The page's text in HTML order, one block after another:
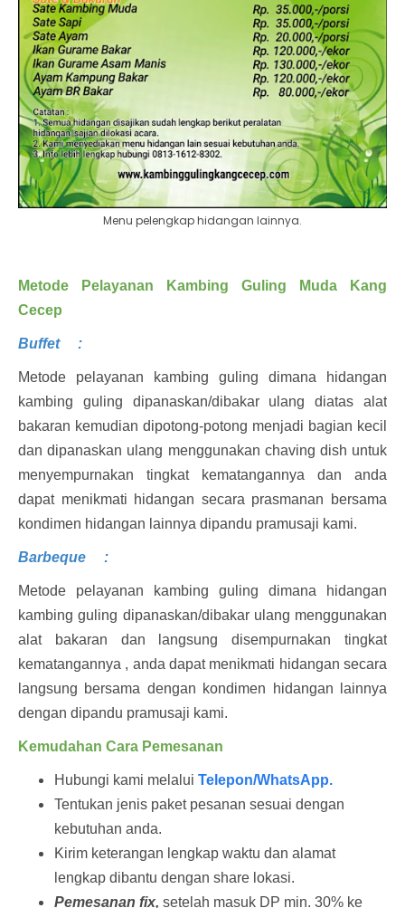
Menu pelengkap hidangan lainnya.
Metode Pelayanan Kambing Guling Muda Kang
Cecep
Buffet :
Metode pelayanan kambing guling dimana hidangan
kambing guling dipanaskan/dibakar ulang diatas alat
bakaran kemudian dipotong-potong menjadi bagian kecil
dan dipanaskan ulang menggunakan chaving dish untuk
menyempurnakan tingkat kematangannya dan anda
dapat menikmati hidangan secara prasmanan bersama
kondimen hidangan lainnya dipandu pramusaji kami.
Barbeque :
Metode pelayanan kambing guling dimana hidangan
kambing guling dipanaskan/dibakar ulang menggunakan
alat bakaran dan langsung disempurnakan tingkat
kematangannya , anda dapat menikmati hidangan secara
langsung bersama dengan kondimen hidangan lainnya
dengan dipandu pramusaji kami.
Kemudahan Cara Pemesanan
Hubungi kami melalui Telepon/WhatsApp.
Tentukan jenis paket pesanan sesuai dengan
kebutuhan anda.
Kirim keterangan lengkap waktu dan alamat
lengkap dibantu dengan share lokasi.
Pemesanan fix, setelah masuk DP min. 30% ke